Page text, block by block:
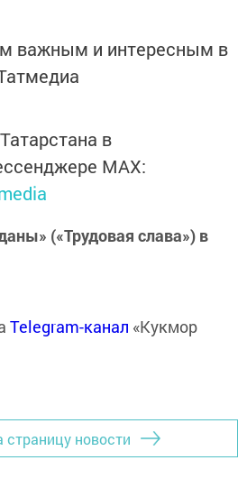
важным и интересным в
в
MАХ:
(«Трудовая слава») в
Telegram-канал «Кукмор
страницу новости